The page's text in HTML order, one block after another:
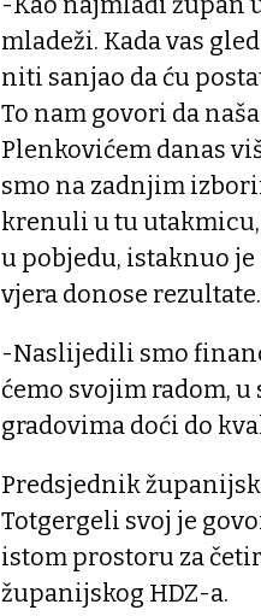
mladeži. Kada vas
niti sanjao da ću
To nam govori da
Plenkovićem danas
smo na zadnjim
krenuli u tu
u pobjedu, istaknuo
vjera donose rezultate.
-Naslijedili smo
ćemo svojim radom,
gradovima doći do
Predsjednik
Totgergeli svoj je
istom prostoru za
županijskog HDZ-a.